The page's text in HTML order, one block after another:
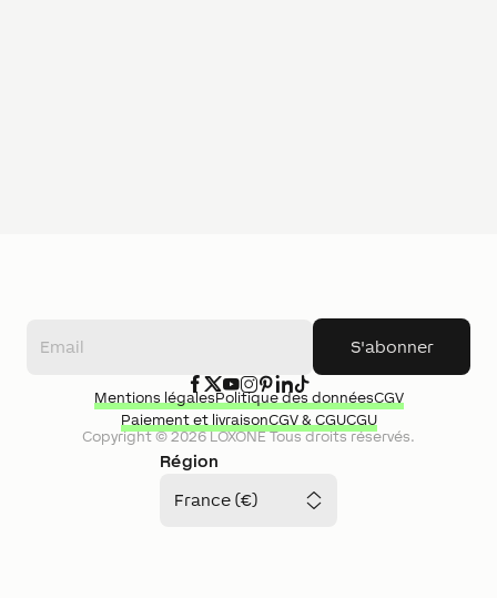
S'abonner
Région
France (€)
Copyright ©2026LOXONETous droits réservés.
Mentions légalesPolitique des donnéesCGV
Paiement et livraisonCGV & CGUCGU